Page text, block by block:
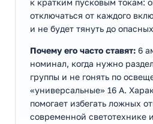
к кратким пусковым токам:
отключаться от каждого
и не будет тянуть до
Почему его часто ставят: 6
номинал, когда нужно
группы и не гонять по
«универсальные» 16 А.
помогает избегать ложных
современной светотехнике